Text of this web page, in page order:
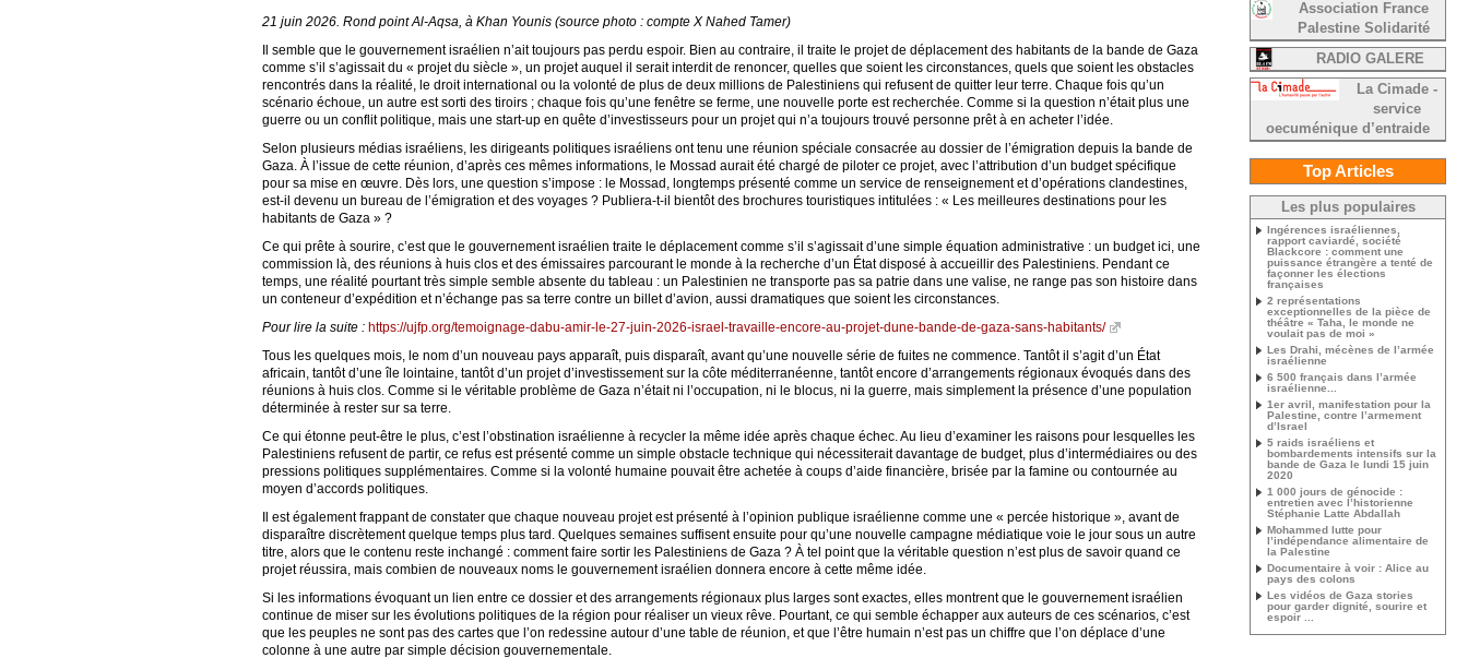
21 juin 2026. Rond point Al-Aqsa, à Khan Younis (source photo : compte X Nahed Tamer)
Il semble que le gouvernement israélien n’ait toujours pas perdu espoir. Bien au contraire, il traite le projet de déplacement des habitants de la bande de Gaza
comme s’il s’agissait du « projet du siècle », un projet auquel il serait interdit de renoncer, quelles que soient les circonstances, quels que soient les obstacles
rencontrés dans la réalité, le droit international ou la volonté de plus de deux millions de Palestiniens qui refusent de quitter leur terre. Chaque fois qu’un
scénario échoue, un autre est sorti des tiroirs ; chaque fois qu’une fenêtre se ferme, une nouvelle porte est recherchée. Comme si la question n’était plus une
guerre ou un conflit politique, mais une start-up en quête d’investisseurs pour un projet qui n’a toujours trouvé personne prêt à en acheter l’idée.
Selon plusieurs médias israéliens, les dirigeants politiques israéliens ont tenu une réunion spéciale consacrée au dossier de l’émigration depuis la bande de
Gaza. À l’issue de cette réunion, d’après ces mêmes informations, le Mossad aurait été chargé de piloter ce projet, avec l’attribution d’un budget spécifique
pour sa mise en œuvre. Dès lors, une question s’impose : le Mossad, longtemps présenté comme un service de renseignement et d’opérations clandestines,
est-il devenu un bureau de l’émigration et des voyages ? Publiera-t-il bientôt des brochures touristiques intitulées : « Les meilleures destinations pour les
habitants de Gaza » ?
Ce qui prête à sourire, c’est que le gouvernement israélien traite le déplacement comme s’il s’agissait d’une simple équation administrative : un budget ici, une
commission là, des réunions à huis clos et des émissaires parcourant le monde à la recherche d’un État disposé à accueillir des Palestiniens. Pendant ce
temps, une réalité pourtant très simple semble absente du tableau : un Palestinien ne transporte pas sa patrie dans une valise, ne range pas son histoire dans
un conteneur d’expédition et n’échange pas sa terre contre un billet d’avion, aussi dramatiques que soient les circonstances.
Pour lire la suite : https://ujfp.org/temoignage-dabu-amir-le-27-juin-2026-israel-travaille-encore-au-projet-dune-bande-de-gaza-sans-habitants/
Tous les quelques mois, le nom d’un nouveau pays apparaît, puis disparaît, avant qu’une nouvelle série de fuites ne commence. Tantôt il s’agit d’un État
africain, tantôt d’une île lointaine, tantôt d’un projet d’investissement sur la côte méditerranéenne, tantôt encore d’arrangements régionaux évoqués dans des
réunions à huis clos. Comme si le véritable problème de Gaza n’était ni l’occupation, ni le blocus, ni la guerre, mais simplement la présence d’une population
déterminée à rester sur sa terre.
Ce qui étonne peut-être le plus, c’est l’obstination israélienne à recycler la même idée après chaque échec. Au lieu d’examiner les raisons pour lesquelles les
Palestiniens refusent de partir, ce refus est présenté comme un simple obstacle technique qui nécessiterait davantage de budget, plus d’intermédiaires ou des
pressions politiques supplémentaires. Comme si la volonté humaine pouvait être achetée à coups d’aide financière, brisée par la famine ou contournée au
moyen d’accords politiques.
Il est également frappant de constater que chaque nouveau projet est présenté à l’opinion publique israélienne comme une « percée historique », avant de
disparaître discrètement quelque temps plus tard. Quelques semaines suffisent ensuite pour qu’une nouvelle campagne médiatique voie le jour sous un autre
titre, alors que le contenu reste inchangé : comment faire sortir les Palestiniens de Gaza ? À tel point que la véritable question n’est plus de savoir quand ce
projet réussira, mais combien de nouveaux noms le gouvernement israélien donnera encore à cette même idée.
Si les informations évoquant un lien entre ce dossier et des arrangements régionaux plus larges sont exactes, elles montrent que le gouvernement israélien
continue de miser sur les évolutions politiques de la région pour réaliser un vieux rêve. Pourtant, ce qui semble échapper aux auteurs de ces scénarios, c’est
que les peuples ne sont pas des cartes que l’on redessine autour d’une table de réunion, et que l’être humain n’est pas un chiffre que l’on déplace d’une
colonne à une autre par simple décision gouvernementale.
Association France
Palestine Solidarité
RADIO GALERE
La Cimade -
service
oecuménique d’entraide
Top Articles
Les plus populaires
Ingérences israéliennes,
rapport caviardé, société
Blackcore : comment une
puissance étrangère a tenté de
façonner les élections
françaises
2 représentations
exceptionnelles de la pièce de
théâtre « Taha, le monde ne
voulait pas de moi »
Les Drahi, mécènes de l’armée
israélienne
6 500 français dans l’armée
israélienne...
1er avril, manifestation pour la
Palestine, contre l’armement
d’Israel
5 raids israéliens et
bombardements intensifs sur la
bande de Gaza le lundi 15 juin
2020
1 000 jours de génocide :
entretien avec l’historienne
Stéphanie Latte Abdallah
Mohammed lutte pour
l’indépendance alimentaire de
la Palestine
Documentaire à voir : Alice au
pays des colons
Les vidéos de Gaza stories
pour garder dignité, sourire et
espoir ...